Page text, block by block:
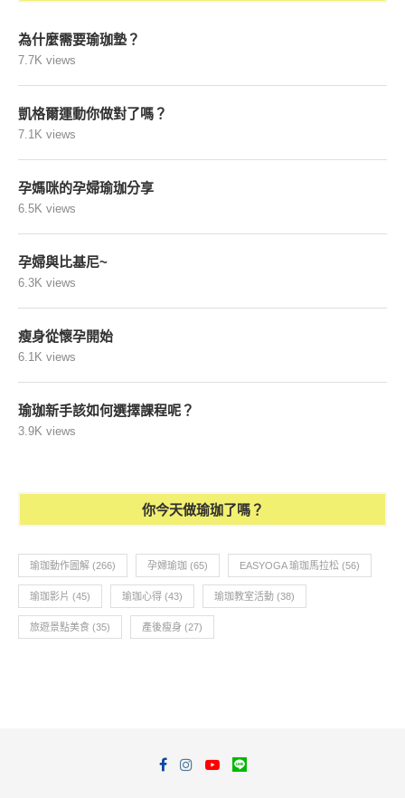
為什麼需要瑜珈墊？
7.7K views
凱格爾運動你做對了嗎？
7.1K views
孕媽咪的孕婦瑜珈分享
6.5K views
孕婦與比基尼~
6.3K views
瘦身從懷孕開始
6.1K views
瑜珈新手該如何選擇課程呢？
3.9K views
你今天做瑜珈了嗎？
瑜珈動作圖解 (266) 孕婦瑜珈 (65) EASYOGA 瑜珈馬拉松 (56)
瑜珈影片 (45) 瑜珈心得 (43) 瑜珈教室活動 (38)
旅遊景點美食 (35) 產後瘦身 (27)